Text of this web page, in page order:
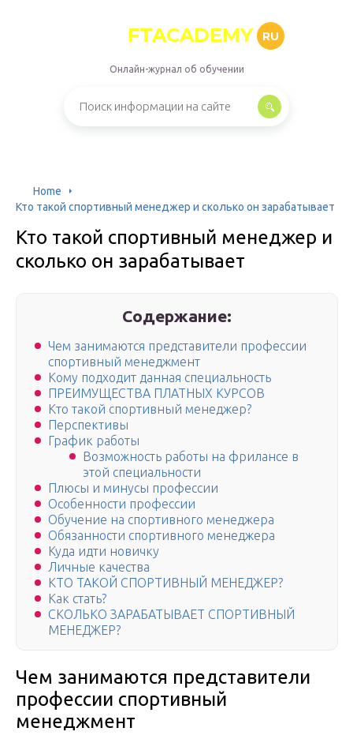
FTACADEMY RU
Онлайн-журнал об обучении
Home
Кто такой спортивный менеджер и сколько он зарабатывает
Кто такой спортивный менеджер и
сколько он зарабатывает
Содержание:
Чем занимаются представители профессии
спортивный менеджмент
Кому подходит данная специальность
ПРЕИМУЩЕСТВА ПЛАТНЫХ КУРСОВ
Кто такой спортивный менеджер?
Перспективы
График работы
Возможность работы на фрилансе в
этой специальности
Плюсы и минусы профессии
Особенности профессии
Обучение на спортивного менеджера
Обязанности спортивного менеджера
Куда идти новичку
Личные качества
КТО ТАКОЙ СПОРТИВНЫЙ МЕНЕДЖЕР?
Как стать?
СКОЛЬКО ЗАРАБАТЫВАЕТ СПОРТИВНЫЙ
МЕНЕДЖЕР?
Чем занимаются представители
профессии спортивный
менеджмент